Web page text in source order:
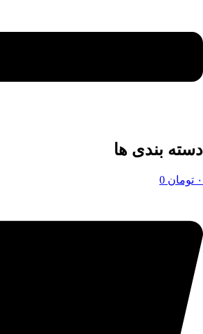
دسته بندی ها
۰ تومان 0